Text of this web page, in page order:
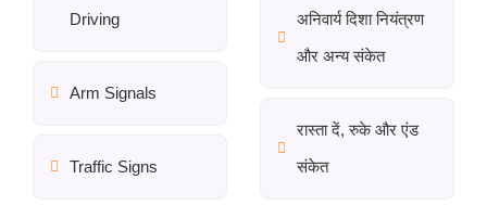
Driving
Arm Signals
Traffic Signs
अनिवार्य दिशा नियंत्रण
और अन्य संकेत
रास्ता दें, रुके और एंड
संकेत